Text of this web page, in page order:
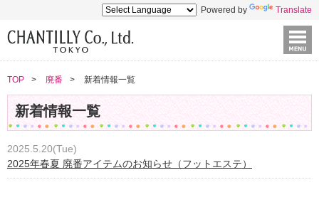
Powered by Translate
TOP 廃番 新着情報一覧
新着情報一覧
2025.5.20(Tue)
2025年春夏 廃番アイテムのお知らせ（フットエステ）